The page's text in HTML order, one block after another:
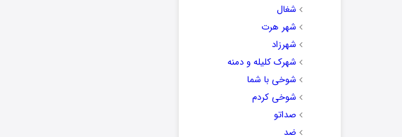
شغال
شهر هرت
شهرزاد
شهرک کلیله و دمنه
شوخی با شما
شوخی کردم
صداتو
ضد